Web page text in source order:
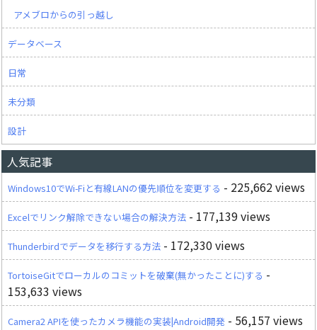
アメブロからの引っ越し
データベース
日常
未分類
設計
人気記事
Windows10でWi-Fiと有線LANの優先順位を変更する - 225,662 views
Excelでリンク解除できない場合の解決方法 - 177,139 views
Thunderbirdでデータを移行する方法 - 172,330 views
TortoiseGitでローカルのコミットを破棄(無かったことに)する -
153,633 views
Camera2 APIを使ったカメラ機能の実装|Android開発 - 56,157 views